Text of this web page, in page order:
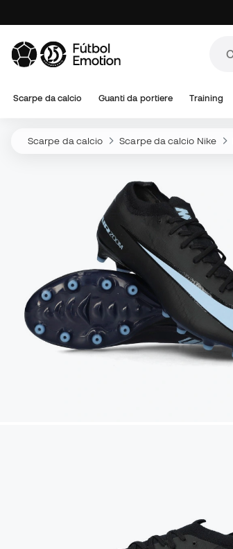
Scarpe da calcio Guanti da portiere Training
Scarpe da calcio Scarpe da calcio Nike